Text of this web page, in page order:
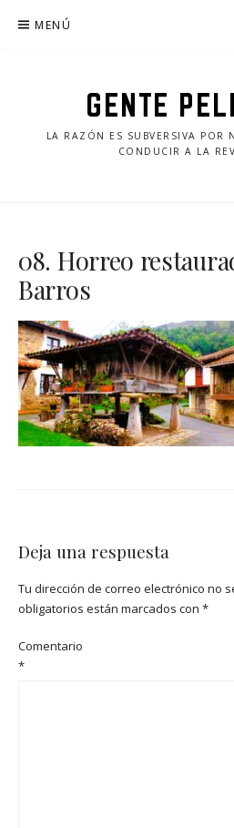
MENÚ
GENTE
LA RAZÓN ES SUBVERSIVA POR
CONDUCIR A LA
08. Horreo
Barros
Deja una respuesta
Tu dirección de correo electrónico no
obligatorios están marcados con *
Comentario
*